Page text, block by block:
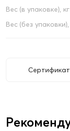
Вес (в упаковке), кг
Вес (без упаковки),
Сертификат